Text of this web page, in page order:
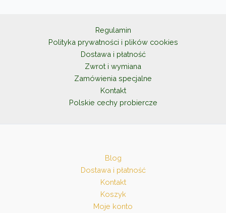
na
stronie
produktu
Regulamin
Polityka prywatności i plików cookies
Dostawa i płatność
Zwrot i wymiana
Zamówienia specjalne
Kontakt
Polskie cechy probiercze
Blog
Dostawa i płatność
Kontakt
Koszyk
Moje konto